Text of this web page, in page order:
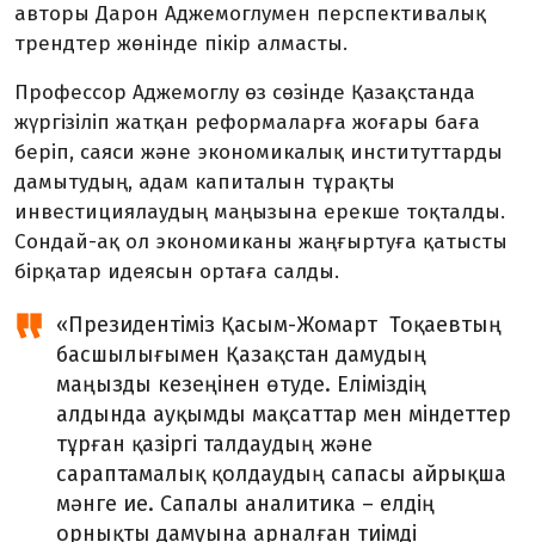
авторы Дарон Аджемо­глумен перспективалық
трендтер жөнінде пікір алмасты.
Профессор Аджемоглу өз сөзінде Қазақстанда
жүргізіліп жатқан рефор­маларға жоғары баға
беріп, саяси және экономикалық институттарды
дамы­тудың, адам капиталын тұрақты
инвестициялаудың маңызына ерекше тоқталды.
Сондай-ақ ол экономиканы жаңғыртуға қатысты
бірқатар идеясын ортаға салды.
«Президентіміз Қасым-Жомарт Тоқаевтың
басшылығымен Қазақстан дамудың
маңызды кезеңінен өтуде. Еліміздің
алдында ауқымды мақсаттар мен міндеттер
тұрған қазіргі талдаудың және
сараптамалық қолдаудың сапасы айрықша
мәнге ие. Сапалы аналитика – елдің
орнықты дамуына арналған тиімді